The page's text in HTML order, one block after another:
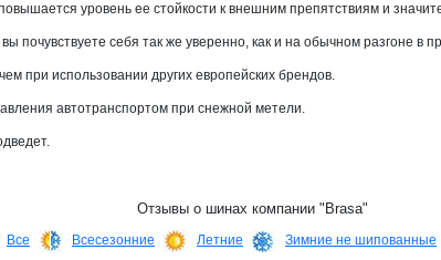
уровень ее стойкости к внешним препятствиям и
почувствуете себя так же уверенно, как и на обычном разгоне в
при использовании других европейских брендов.
автотранспортом при снежной метели.
Отзывы о шинах компании "Brasa"
Все Всесезонние Летние Зимние не шипованные